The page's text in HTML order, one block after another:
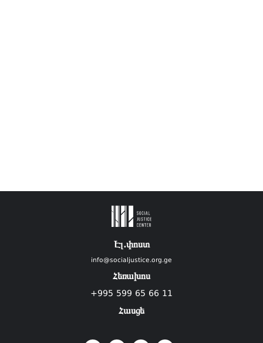
Էլ.փոստ
info@socialjustice.org.ge
Հեռախոս
+995 599 65 66 11
Հասցե